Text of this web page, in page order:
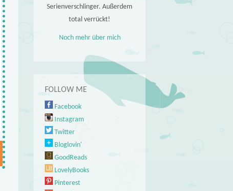
Serienverschlinger. Außerdem
total verrückt!
Noch mehr über mich
FOLLOW ME
Facebook
Instagram
Twitter
Bloglovin'
GoodReads
LovelyBooks
Pinterest